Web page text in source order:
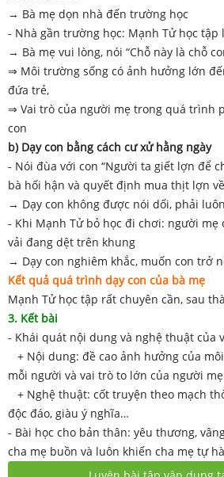
→ Bà mẹ dọn nhà đến trường học
- Nhà gần trường học: Mạnh Tử học tập
→ Bà mẹ vui lòng, nói “Chỗ này là chỗ
⇒ Môi trường sống có ảnh hưởng lớn
đứa trẻ,
⇒ Vai trò của người mẹ trong quá trình
con
b) Dạy con bằng cách cư xử hằng ngày
- Nói đùa với con “Người ta giết lợn để
bà hối hận và quyết định mua thịt lợn
→ Dạy con không được nói dối, phải
- Khi Mạnh Tử bỏ học đi chơi: người mẹ
vải đang dệt trên khung
→ Dạy con nghiêm khắc, muốn con trở
Kết quả quá trình dạy con của bà mẹ
Mạnh Tử học tập rất chuyên cần, sau
3. Kết bài
- Khái quát nội dung và nghệ thuật của
+ Nội dung: đề cao ảnh hưởng của
mỗi người và vai trò to lớn của người mẹ
+ Nghệ thuật: cốt truyện theo mạch
độc đáo, giàu ý nghĩa…
- Bài học cho bản thân: yêu thương,
cha mẹ buồn và luôn khiến cha mẹ tự